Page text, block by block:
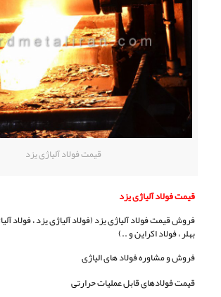
قیمت فولاد آلیاژی یزد
قیمت فولاد آلیاژی یزد
فروش قیمت فولاد آلیاژی یزد (فولاد آلیاژی یزد ، فولاد
بهلر ، فولاد اکراین و ..)
فروش و مشاوره فولاد های الیاژی
قیمت فولادهای قابل عملیات حرارتی